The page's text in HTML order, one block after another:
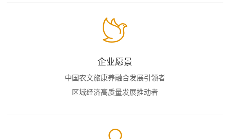
企业愿景
中国农文旅康养融合发展引领者
区域经济高质量发展推动者